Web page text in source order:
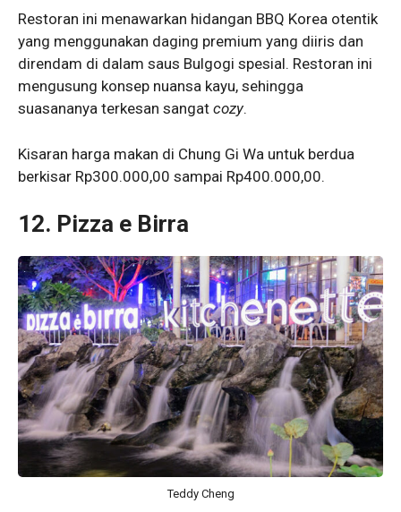
Restoran ini menawarkan hidangan BBQ Korea otentik
yang menggunakan daging premium yang diiris dan
direndam di dalam saus Bulgogi spesial. Restoran ini
mengusung konsep nuansa kayu, sehingga
suasananya terkesan sangat cozy.
Kisaran harga makan di Chung Gi Wa untuk berdua
berkisar Rp300.000,00 sampai Rp400.000,00.
12. Pizza e Birra
Teddy Cheng